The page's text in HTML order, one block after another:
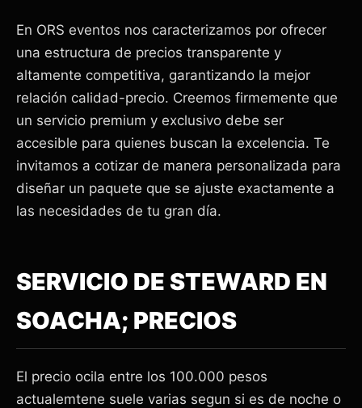
En ORS eventos nos caracterizamos por ofrecer
una estructura de precios transparente y
altamente competitiva, garantizando la mejor
relación calidad-precio. Creemos firmemente que
un servicio premium y exclusivo debe ser
accesible para quienes buscan la excelencia. Te
invitamos a cotizar de manera personalizada para
diseñar un paquete que se ajuste exactamente a
las necesidades de tu gran día.
SERVICIO DE STEWARD EN
SOACHA; PRECIOS
El precio ocila entre los 100.000 pesos
actualemtene suele varias segun si es de noche o